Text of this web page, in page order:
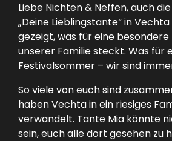
Liebe Nichten & Neffen, auch
„Deine Lieblingstante“ in
gezeigt, was für eine besondere
unserer Familie steckt. Was für
Festivalsommer – wir sind
So viele von euch sind
haben Vechta in ein riesiges
verwandelt. Tante Mia könnte
sein, euch alle dort gesehen zu